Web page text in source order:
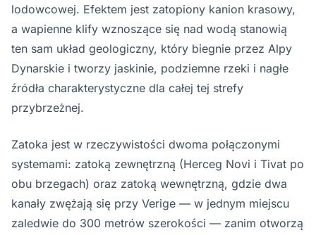
lodowcowej. Efektem jest zatopiony kanion krasowy,
a wapienne klify wznoszące się nad wodą stanowią
ten sam układ geologiczny, który biegnie przez Alpy
Dynarskie i tworzy jaskinie, podziemne rzeki i nagłe
źródła charakterystyczne dla całej tej strefy
przybrzeżnej.
Zatoka jest w rzeczywistości dwoma połączonymi
systemami: zatoką zewnętrzną (Herceg Novi i Tivat po
obu brzegach) oraz zatoką wewnętrzną, gdzie dwa
kanały zwężają się przy Verige — w jednym miejscu
zaledwie do 300 metrów szerokości — zanim otworzą